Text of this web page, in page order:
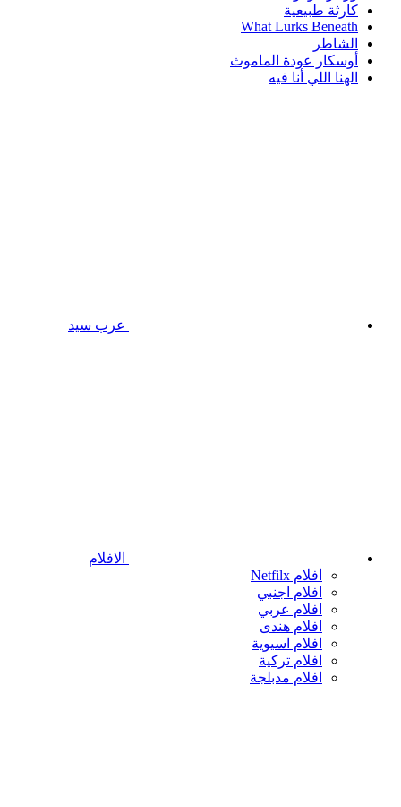
كارثة طبيعية
What Lurks Beneath
الشاطر
أوسكار عودة الماموث
الهنا اللي أنا فيه
عرب سيد
الافلام
افلام Netfilx
افلام اجنبي
افلام عربي
افلام هندى
افلام اسيوية
افلام تركية
افلام مدبلجة